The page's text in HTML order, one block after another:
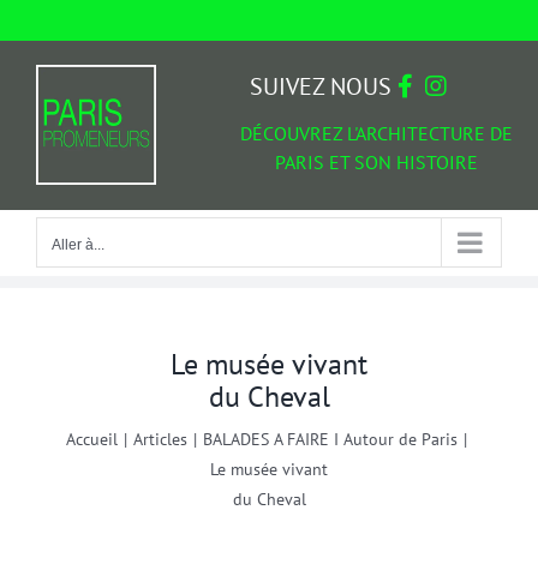
Aller à...
DÉCOUVREZ L'ARCHITECTURE DE
PARIS ET SON HISTOIRE
SUIVEZ NOUS
Aller à...
Le musée vivant
du Cheval
Accueil | Articles | BALADES A FAIRE I Autour de Paris |
Le musée vivant
du Cheval